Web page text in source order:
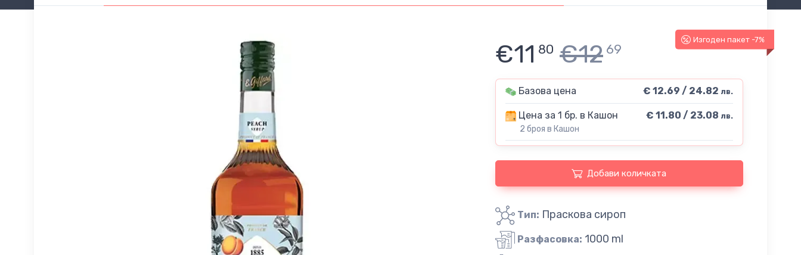
Изгоден пакет -7%
€11 80 €12 69
Базова цена € 12.69 / 24.82 лв.
Цена за 1 бр. в Кашон
2 броя в Кашон
€ 11.80 / 23.08 лв.
Добави количката
Тип: Праскова сироп
Разфасовка: 1000 ml